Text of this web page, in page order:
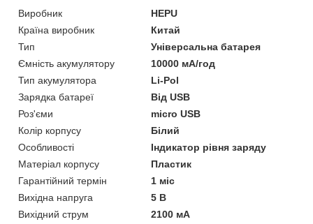
Виробник
HEPU
Країна виробник
Китай
Тип
Універсальна батарея
Ємність акумулятору
10000 мА/год
Тип акумулятора
Li-Pol
Зарядка батареї
Від USB
Роз'єми
micro USB
Колір корпусу
Білий
Особливості
Індикатор рівня заряду
Матеріал корпусу
Пластик
Гарантійний термін
1 міс
Вихідна напруга
5 В
Вихідний струм
2100 мА